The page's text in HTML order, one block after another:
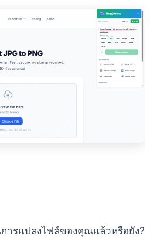
ารแปลงไฟล์ของคุณแล้วหรือยัง?